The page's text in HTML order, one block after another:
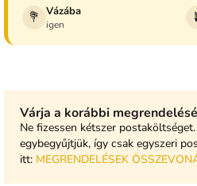
💐 Vázába
igen
Várja a korábbi
Ne fizessen kétszer
egybegyűjtjük, így csak egyszeri
itt: MEGRENDELÉSEK